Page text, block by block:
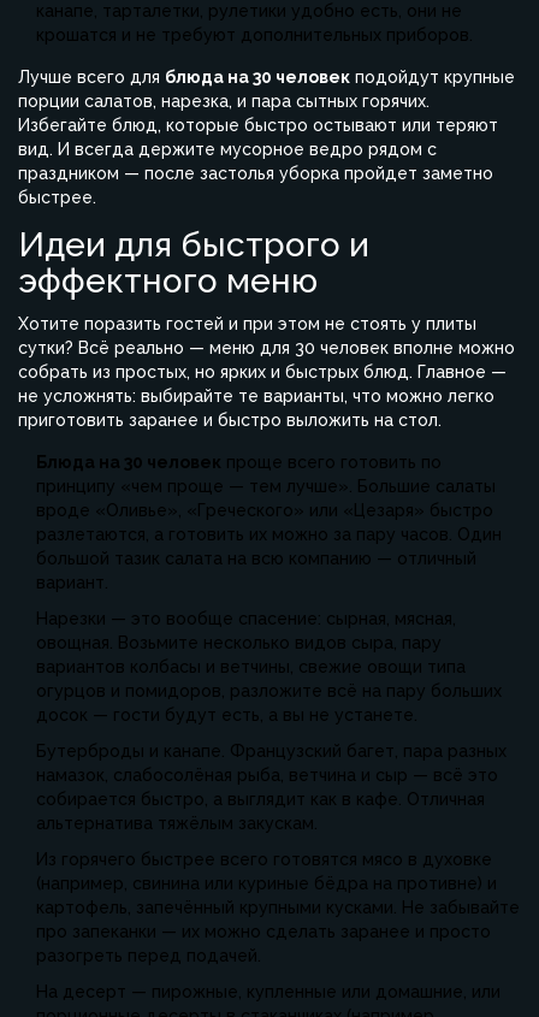
канапе, тарталетки, рулетики удобно есть, они не
крошатся и не требуют дополнительных приборов.
Лучше всего для блюда на 30 человек подойдут крупные
порции салатов, нарезка, и пара сытных горячих.
Избегайте блюд, которые быстро остывают или теряют
вид. И всегда держите мусорное ведро рядом с
праздником — после застолья уборка пройдет заметно
быстрее.
Идеи для быстрого и
эффектного меню
Хотите поразить гостей и при этом не стоять у плиты
сутки? Всё реально — меню для 30 человек вполне можно
собрать из простых, но ярких и быстрых блюд. Главное —
не усложнять: выбирайте те варианты, что можно легко
приготовить заранее и быстро выложить на стол.
Блюда на 30 человек проще всего готовить по
принципу «чем проще — тем лучше». Большие салаты
вроде «Оливье», «Греческого» или «Цезаря» быстро
разлетаются, а готовить их можно за пару часов. Один
большой тазик салата на всю компанию — отличный
вариант.
Нарезки — это вообще спасение: сырная, мясная,
овощная. Возьмите несколько видов сыра, пару
вариантов колбасы и ветчины, свежие овощи типа
огурцов и помидоров, разложите всё на пару больших
досок — гости будут есть, а вы не устанете.
Бутерброды и канапе. Французский багет, пара разных
намазок, слабосолёная рыба, ветчина и сыр — всё это
собирается быстро, а выглядит как в кафе. Отличная
альтернатива тяжёлым закускам.
Из горячего быстрее всего готовятся мясо в духовке
(например, свинина или куриные бёдра на противне) и
картофель, запечённый крупными кусками. Не забывайте
про запеканки — их можно сделать заранее и просто
разогреть перед подачей.
На десерт — пирожные, купленные или домашние, или